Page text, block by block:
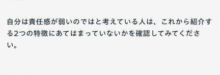
自分は責任感が弱いのではと考えている人は、これから紹介す
る2つの特徴にあてはまっていないかを確認してみてくださ
い。